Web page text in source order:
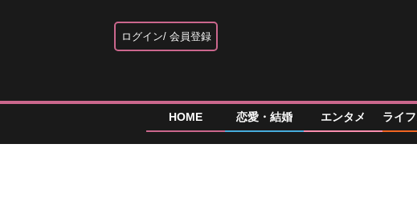
ログイン 会員登録
HOME 恋愛・結婚 エンタメ ライ